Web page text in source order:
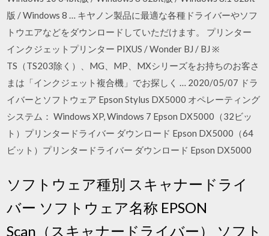
版 / Windows 8 … キヤノン製品に最適な各種ドライバーやソフ
トウエアなどをダウンロードしていただけます。 プリンター
インクジェットプリンター PIXUS / Wonder BJ / BJ ※
TS（TS203除く）、MG、MP、MXシリーズをお持ちのお客さ
まは「インクジェット複合機」でお探しく … 2020/05/07 ドラ
イバーとソフトウェア Epson Stylus DX5000 オペレーティング
システム： Windows XP, Windows 7 Epson DX5000（32ビッ
ト）プリンタードライバー ダウンロード Epson DX5000（64
ビット）プリンタードライバー ダウンロード Epson DX5000
ソフトウェア種別 スキャナードライ
バー ソフトウェア名称 EPSON
Scan（スキャナードライバー） ソフト